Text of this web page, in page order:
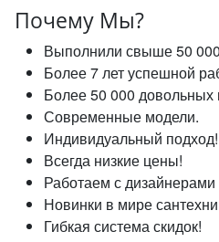
Почему Мы?
Выполнили свыше 50 000
Более 7 лет успешной
Более 50 000 довольных
Современные модели.
Индивидуальный подход!
Всегда низкие цены!
Работаем с
Новинки в мире
Гибкая система скидок!